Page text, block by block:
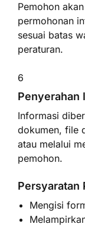
Pemohon
permohonan
sesuai batas
peraturan.
6
Penyerahan
Informasi
dokumen, file
atau melalui
pemohon.
Persyaratan
Mengisi